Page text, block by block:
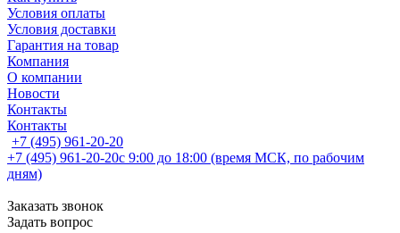
Условия оплаты
Условия доставки
Гарантия на товар
Компания
О компании
Новости
Контакты
Контакты
+7 (495) 961-20-20
+7 (495) 961-20-20с 9:00 до 18:00 (время МСК, по рабочим
дням)
Заказать звонок
Задать вопрос